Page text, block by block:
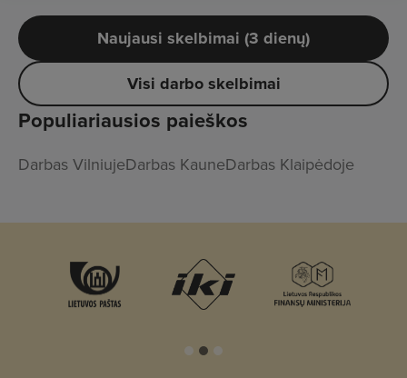
Naujausi skelbimai (3 dienų)
Visi darbo skelbimai
Populiariausios paieškos
Darbas VilniujeDarbas KauneDarbas Klaipėdoje